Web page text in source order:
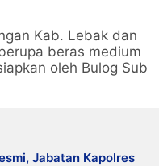
Kab. Lebak dan
beras medium
oleh Bulog Sub
Jabatan Kapolres